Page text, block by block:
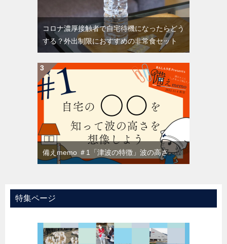
コロナ濃厚接触者で自宅待機になったらどう
する？外出制限におすすめの非常食セット
備えmemo ＃1「津波の特徴」波の高さ
特集ページ